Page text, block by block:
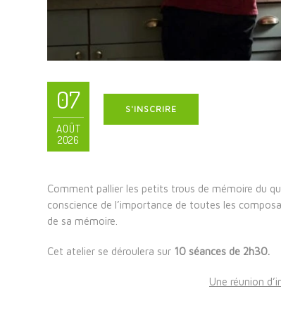
07
AOÛT
2026
S'INSCRIRE
Comment pallier les petits trous de mémoire du
conscience de l’importance de toutes les
de sa mémoire.
Cet atelier se déroulera sur 10 séances de 2h30.
Une réunion